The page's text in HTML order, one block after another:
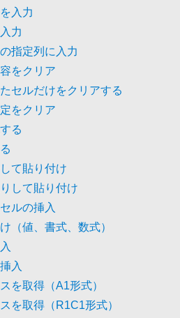
入力
力
指定列に入力
をクリア
セルだけをクリアする
をクリア
る
て貼り付け
して貼り付け
ルの挿入
（値、書式、数式）
入
を取得（A1形式）
を取得（R1C1形式）